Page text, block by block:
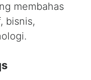
membahas
bisnis,